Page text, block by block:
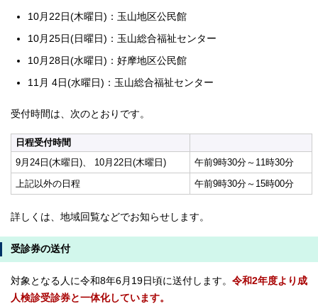
10月22日(木曜日)：玉山地区公民館
10月25日(日曜日)：玉山総合福祉センター
10月28日(水曜日)：好摩地区公民館
11月 4日(水曜日)：玉山総合福祉センター
受付時間は、次のとおりです。
日程受付時間
9月24日(木曜日)、 10月22日(木曜日)
午前9時30分～11時30分
上記以外の日程
午前9時30分～15時00分
詳しくは、地域回覧などでお知らせします。
受診券の送付
対象となる人に令和8年6月19日頃に送付します。 令和2年度より成
人検診受診券と一体化しています。